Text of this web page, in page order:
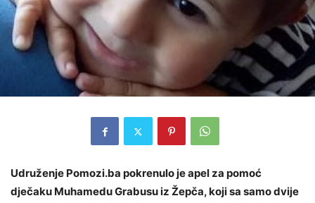
Udruženje Pomozi.ba pokrenulo je apel za pomoć
dječaku Muhamedu Grabusu iz Žepča, koji sa samo dvije